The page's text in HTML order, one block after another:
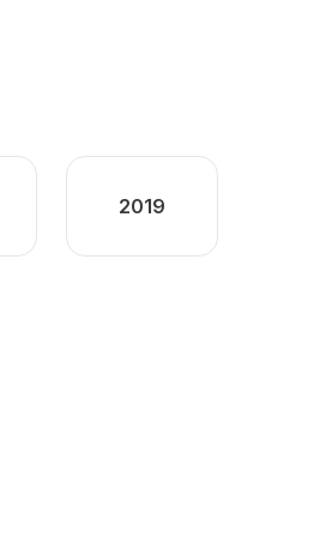
2019